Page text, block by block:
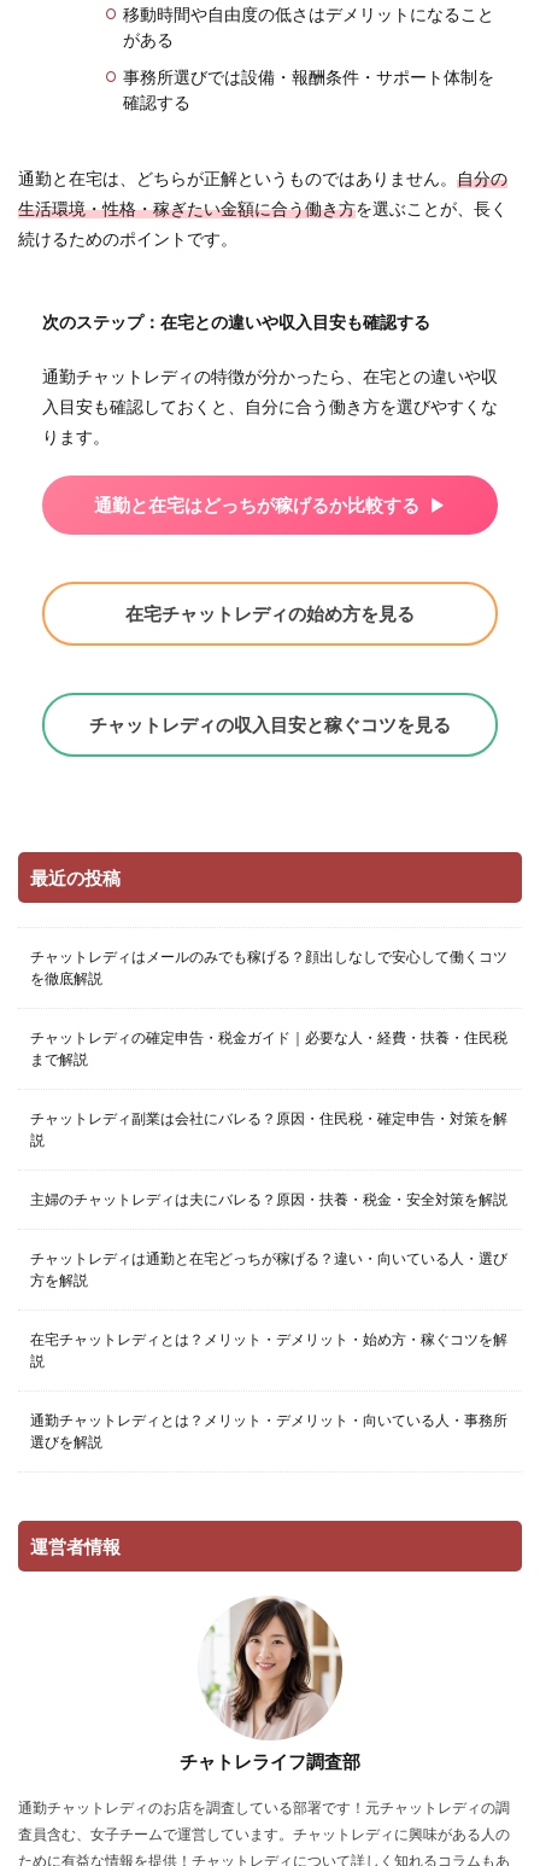
移動時間や自由度の低さはデメリットになること
がある
事務所選びでは設備・報酬条件・サポート体制を
確認する
通勤と在宅は、どちらが正解というものではありません。 自分の
生活環境・性格・稼ぎたい金額に合う働き方を選ぶことが、長く
続けるためのポイントです。
次のステップ：在宅との違いや収入目安も確認する
通勤チャットレディの特徴が分かったら、在宅との違いや収
入目安も確認しておくと、自分に合う働き方を選びやすくな
ります。
通勤と在宅はどっちが稼げるか比較する
在宅チャットレディの始め方を見る
チャットレディの収入目安と稼ぐコツを見る
最近の投稿
チャットレディはメールのみでも稼げる？顔出しなしで安心して働くコツ
を徹底解説
チャットレディの確定申告・税金ガイド｜必要な人・経費・扶養・住民税
まで解説
チャットレディ副業は会社にバレる？原因・住民税・確定申告・対策を解
説
主婦のチャットレディは夫にバレる？原因・扶養・税金・安全対策を解説
チャットレディは通勤と在宅どっちが稼げる？違い・向いている人・選び
方を解説
在宅チャットレディとは？メリット・デメリット・始め方・稼ぐコツを解
説
通勤チャットレディとは？メリット・デメリット・向いている人・事務所
選びを解説
運営者情報
チャトレライフ調査部
通勤チャットレディのお店を調査している部署です！元チャットレディの調
査員含む、女子チームで運営しています。チャットレディに興味がある人の
ために有益な情報を提供！チャットレディについて詳しく知れるコラムもあ